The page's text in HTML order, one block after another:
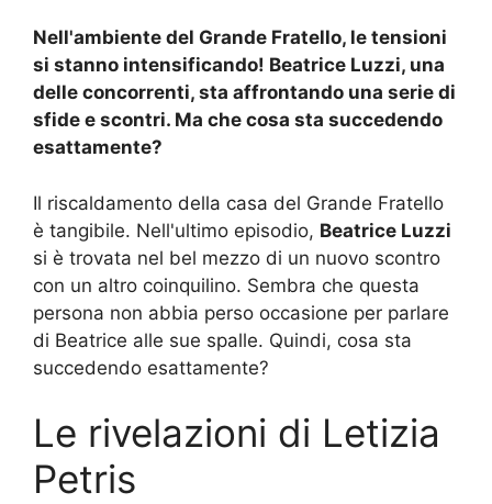
Nell'ambiente del Grande Fratello, le tensioni
si stanno intensificando! Beatrice Luzzi, una
delle concorrenti, sta affrontando una serie di
sfide e scontri. Ma che cosa sta succedendo
esattamente?
Il riscaldamento della casa del Grande Fratello
è tangibile. Nell'ultimo episodio, Beatrice Luzzi
si è trovata nel bel mezzo di un nuovo scontro
con un altro coinquilino. Sembra che questa
persona non abbia perso occasione per parlare
di Beatrice alle sue spalle. Quindi, cosa sta
succedendo esattamente?
Le rivelazioni di Letizia
Petris